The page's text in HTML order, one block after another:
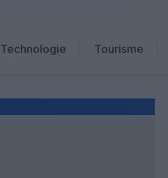
Technologie
Tourisme
Hôtellerie